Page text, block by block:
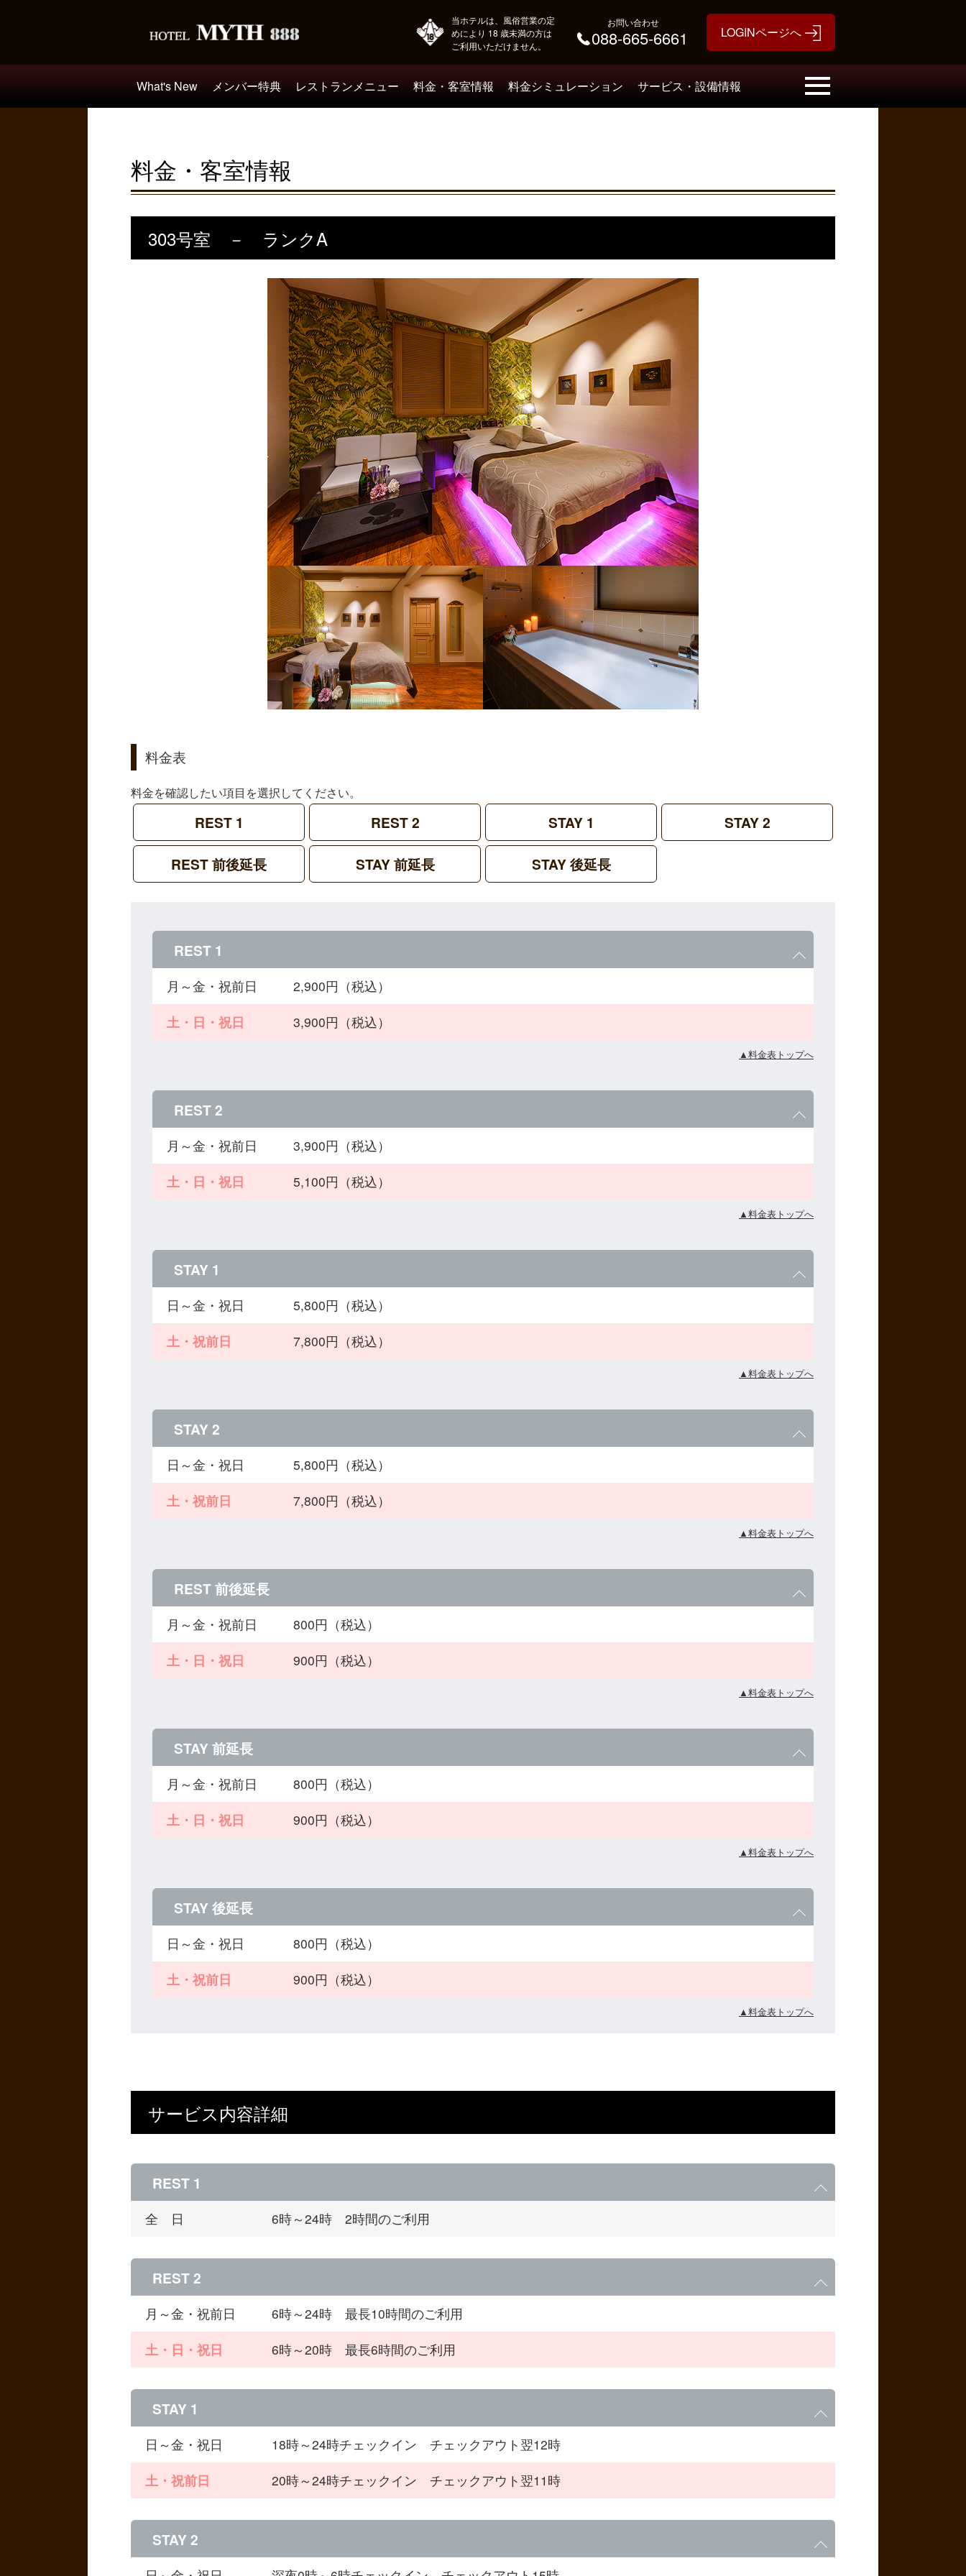
当ホテルは、風俗営業の定
めにより 18 歳未満の方は
ご利用いただけません。
お問い合わせ
088-665-6661
What's New メンバー特典 レストランメニュー 料金・客室情報 料金シミュレーション サービス・設備情報
料金・客室情報
303号室 － ランクA
料金表
料金を確認したい項目を選択してください。
REST 1 REST 2 STAY 1 STAY 2
REST 前後延長 STAY 前延長 STAY 後延長
REST 1
月～金・祝前日
2,900円（税込）
土・日・祝日
3,900円（税込）
▲料金表トップへ
REST 2
月～金・祝前日
3,900円（税込）
土・日・祝日
5,100円（税込）
▲料金表トップへ
STAY 1
日～金・祝日
5,800円（税込）
土・祝前日
7,800円（税込）
▲料金表トップへ
STAY 2
日～金・祝日
5,800円（税込）
土・祝前日
7,800円（税込）
▲料金表トップへ
REST 前後延長
月～金・祝前日
800円（税込）
土・日・祝日
900円（税込）
▲料金表トップへ
STAY 前延長
月～金・祝前日
800円（税込）
土・日・祝日
900円（税込）
▲料金表トップへ
STAY 後延長
日～金・祝日
800円（税込）
土・祝前日
900円（税込）
▲料金表トップへ
サービス内容詳細
REST 1
全 日 6時～24時 2時間のご利用
REST 2
月～金・祝前日
6時～24時 最長10時間のご利用
土・日・祝日
6時～20時 最長6時間のご利用
STAY 1
日～金・祝日
18時～24時チェックイン チェックアウト翌12時
土・祝前日
20時～24時チェックイン チェックアウト翌11時
STAY 2